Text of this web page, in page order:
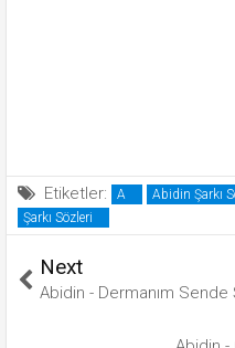
Etiketler: A Abidin Şarkı
Şarkı Sözleri
Next
Abidin - Dermanım Sende